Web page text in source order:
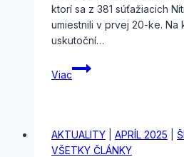
ktorí sa z 381 súťažiacich
umiestnili v prvej 20-ke. Na
uskutoční…
Viac
Školské
kolo
AKTUALITY
APRÍL 2025
VŠETKY ČLÁNKY